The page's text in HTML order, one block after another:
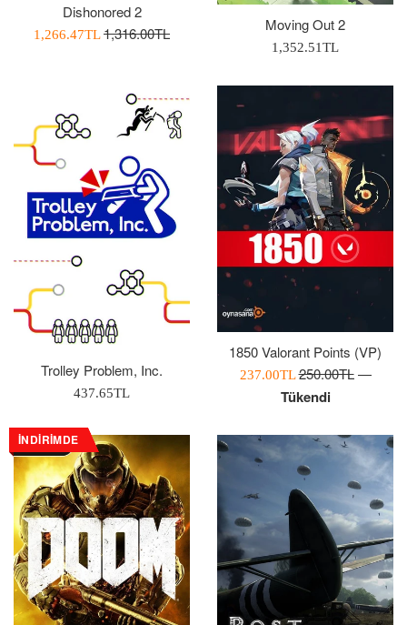
Dishonored 2
İndirimli
1,266.47TLNormal
1,316.00TL Moving Out 2
Normal
1,352.51TL
Trolley Problem, Inc.
Normal
437.65TL
1850 Valorant Points (VP)
İndirimli
237.00TLNormal
Fiyat
250.00TL —
Tükendi
İNDIRIMDE